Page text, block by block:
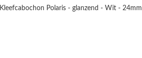
Kleefcabochon Polaris - glanzend - Wit - 24mm